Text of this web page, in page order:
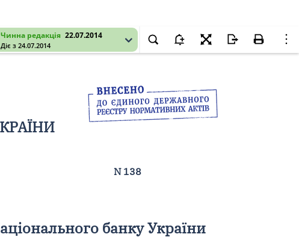
Чинна редакція 22.07.2014
Діє з 24.07.2014